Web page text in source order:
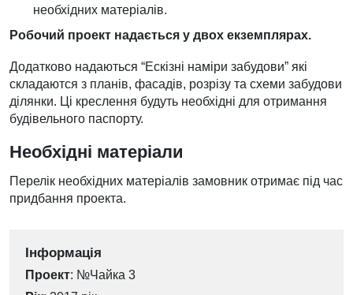
необхідних матеріалів.
Робочий проект надається у двох екземплярах.
Додатково надаються “Ескізні наміри забудови” які
складаются з планів, фасадів, розрізу та схеми забудови
ділянки. Ці креслення будуть необхідні для отримання
будівельного паспорту.
Необхідні матеріали
Перелік необхідних матеріалів замовник отримає під час
придбання проекта.
Інформація
Проект: №Чайка 3